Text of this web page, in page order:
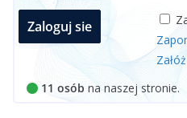
11 osób na naszej stronie.